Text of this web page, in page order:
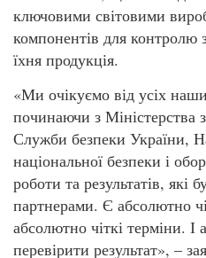
ключовими світовими
компонентів для контролю
їхня продукція.
«Ми очікуємо від усіх
починаючи з Міністерства
Служби безпеки України,
національної безпеки і
роботи та результатів, які
партнерами. Є абсолютно
абсолютно чіткі терміни.
перевірити результат», –